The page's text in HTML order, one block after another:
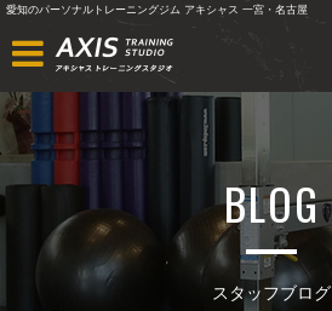
愛知のパーソナルトレーニングジム アキシャス 一宮・名古屋
BLOG
スタッフブログ